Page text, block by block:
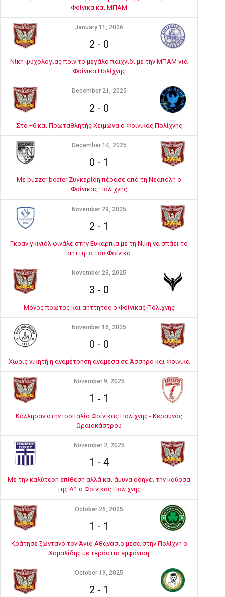
Φοίνικα και ΜΠΑΜ
January 11, 2026
2 - 0
Νίκη ψυχολογίας πριν το μεγάλο παιχνίδι με την ΜΠΑΜ για
Φοίνικα Πολίχνης
December 21, 2025
2 - 0
Στο +6 και Πρωταθλητής Χειμώνα ο Φοίνικας Πολίχνης
December 14, 2025
0 - 1
Με buzzer beater Ζυγκερίδη πέρασε από τη Νεάπολη ο
Φοίνικας Πολίχνης
November 29, 2025
2 - 1
Γκραν γκινιόλ φινάλε στην Ευκαρπία με τη Νίκη να σπάει το
αήττητο του Φοίνικα
November 23, 2025
3 - 0
Μόνος πρώτος και αήττητος ο Φοίνικας Πολίχνης
November 16, 2025
0 - 0
Χωρίς νικητή η αναμέτρηση ανάμεσα σε Άσσηρο και Φοίνικα
November 9, 2025
1 - 1
Κόλλησαν στην ισοπαλία Φοίνικας Πολίχνης - Κεραυνός
Ωραιοκάστρου
November 2, 2025
1 - 4
Με την καλύτερη επίθεση αλλά και άμυνα οδηγεί την κούρσα
της Α1 ο Φοίνικας Πολίχνης
October 26, 2025
1 - 1
Κράτησε ζωντανό τον Άγιο Αθανάσιο μέσα στην Πολίχνη ο
Χαμαλίδης με τεράστια εμφάνιση
October 19, 2025
2 - 1